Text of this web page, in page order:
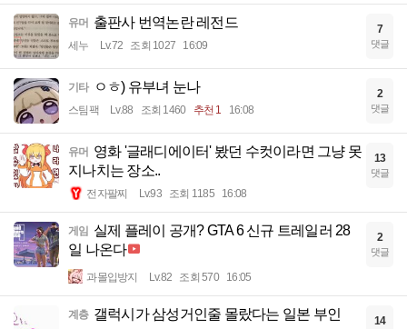
유머 출판사 번역논란 레전드
세누 Lv.72 조회 1027 16:09
7
댓글
기타 ㅇㅎ) 유부녀 눈나
스팀팩 Lv.88 조회 1460 추천 1 16:08
2
댓글
유머 영화 '글래디에이터' 봤던 수컷이라면 그냥 못
지나치는 장소..
전자팔찌 Lv.93 조회 1185 16:08
13
댓글
게임
실제 플레이 공개? GTA 6 신규 트레일러 28
일 나온다
과몰입방지 Lv.82 조회 570 16:05
2
댓글
계층 갤럭시가 삼성거인줄 몰랐다는 일본 부인 14